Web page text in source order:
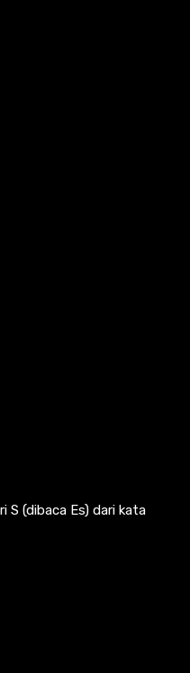
S (dibaca Es) dari kata